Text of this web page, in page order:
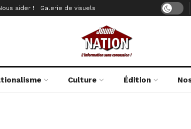
aider ! Galerie de visuels
Culture Édition